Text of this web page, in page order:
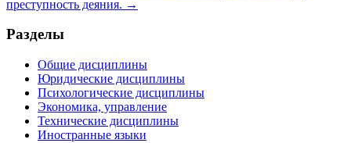
преступность деяния. →
Разделы
Общие дисциплины
Юридические дисциплины
Психологические дисциплины
Экономика, управление
Технические дисциплины
Иностранные языки